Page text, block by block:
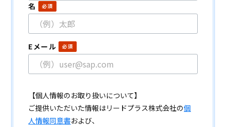
名
Eメール
【個人情報のお取り扱いについて】
ご提供いただいた情報はリードプラス株式会社の個
人情報同意書および、